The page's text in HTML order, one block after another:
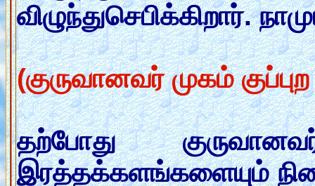
விழுந்துசெபிக்கிறார்.
(குருவானவர் முகம்
தற்போது
இரத்தக்களங்களையும்